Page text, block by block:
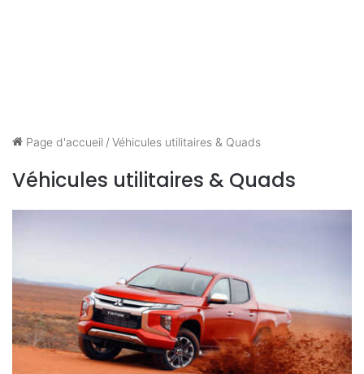
Page d'accueil /Véhicules utilitaires & Quads
Véhicules utilitaires & Quads